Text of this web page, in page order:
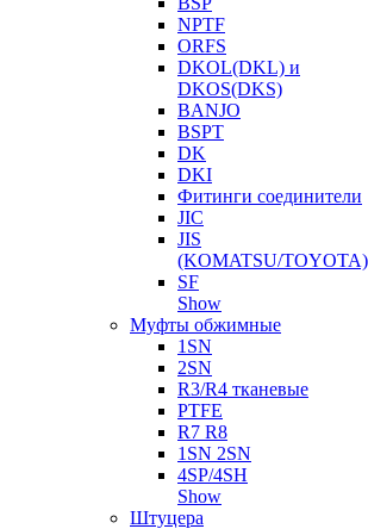
NPTF
ORFS
DKOL(DKL) и
DKOS(DKS)
BANJO
BSPT
DK
DKI
Фитинги соединители
JIC
JIS
(KOMATSU/TOYOTA)
SF
Show
Муфты обжимные
1SN
2SN
R3/R4 тканевые
PTFE
R7 R8
1SN 2SN
4SP/4SH
Show
Штуцера